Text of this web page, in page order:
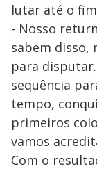
lutar até o
- Nosso
sabem disso,
para
sequência
tempo,
primeiros
vamos
Com o